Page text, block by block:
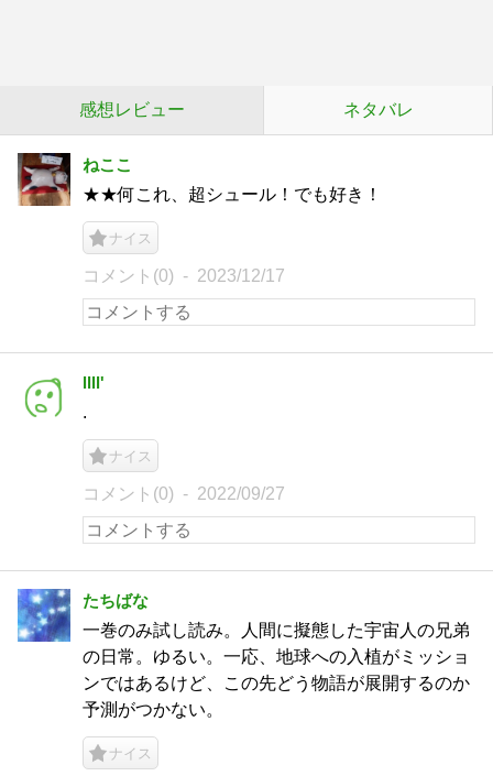
感想レビュー ネタバレ
ねここ
★★何これ、超シュール！でも好き！
ナイス
コメント(0) 2023/12/17
llll'
.
ナイス
コメント(0) 2022/09/27
たちばな
一巻のみ試し読み。人間に擬態した宇宙人の兄弟
の日常。ゆるい。一応、地球への入植がミッショ
ンではあるけど、この先どう物語が展開するのか
予測がつかない。
ナイス